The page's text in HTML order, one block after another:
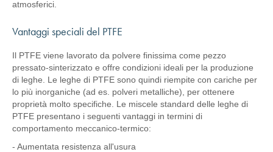
atmosferici.
Vantaggi speciali del PTFE
Il PTFE viene lavorato da polvere finissima come pezzo
pressato-sinterizzato e offre condizioni ideali per la produzione
di leghe. Le leghe di PTFE sono quindi riempite con cariche per
lo più inorganiche (ad es. polveri metalliche), per ottenere
proprietà molto specifiche. Le miscele standard delle leghe di
PTFE presentano i seguenti vantaggi in termini di
comportamento meccanico-termico:
- Aumentata resistenza all'usura